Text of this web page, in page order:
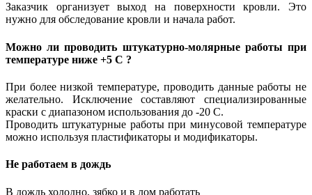
Заказчик организует выход на поверхности кровли. Это
нужно для обследование кровли и начала работ.
Можно ли проводить штукатурно-молярные работы при
температуре ниже +5 С ?
При более низкой температуре, проводить данные работы не
желательно. Исключение составляют специализированные
краски с диапазоном использования до -20 С.
Проводить штукатурные работы при минусовой температуре
можно используя пластификаторы и модификаторы.
Не работаем в дождь
В дождь холодно, зябко и в лом работать